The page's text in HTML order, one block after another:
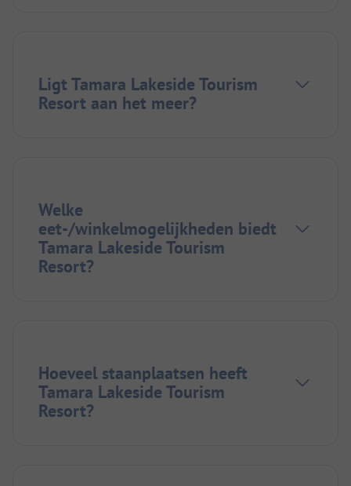
Ligt Tamara Lakeside Tourism
Resort aan het meer?
Welke
eet-/winkelmogelijkheden biedt
Tamara Lakeside Tourism
Resort?
Hoeveel staanplaatsen heeft
Tamara Lakeside Tourism
Resort?